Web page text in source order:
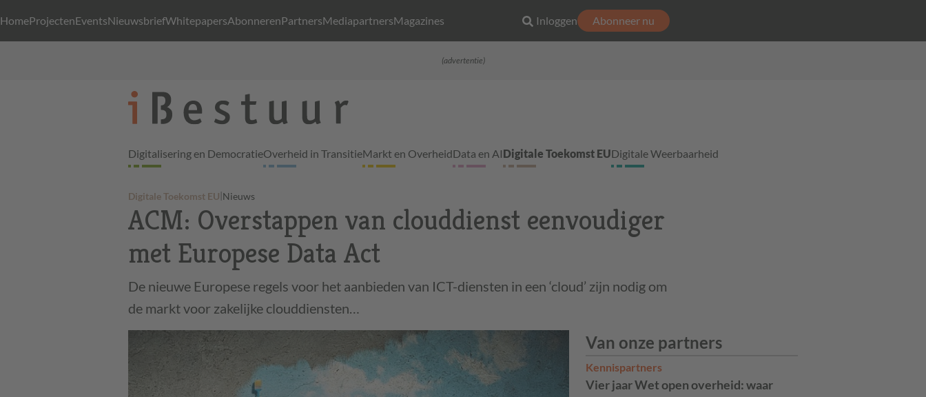
HomeProjectenEventsNieuwsbriefWhitepapersAbonnerenPartnersMediapartnersMagazines Inloggen Abonneer nu
(advertentie)
Digitalisering en DemocratieOverheid in TransitieMarkt en OverheidData en AIDigitale Toekomst EUDigitale Weerbaarheid
Digitale Toekomst EU|Nieuws
ACM: Overstappen van clouddienst eenvoudiger
met Europese Data Act
De nieuwe Europese regels voor het aanbieden van ICT-diensten in een ‘cloud’ zijn nodig om
de markt voor zakelijke clouddiensten…
Van onze partners
Kennispartners
Vier jaar Wet open overheid: waar